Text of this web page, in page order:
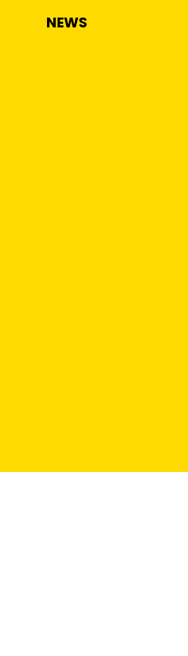
NEWS